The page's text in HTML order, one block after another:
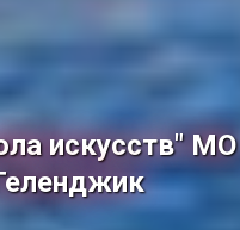
искусств" МО